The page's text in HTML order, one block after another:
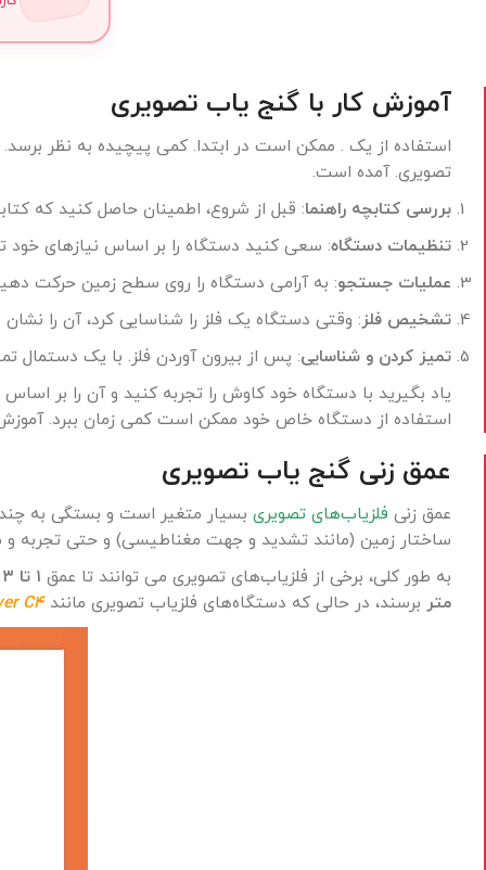
آموزش کار با گنج یاب تصویری
استفاده از یک . ممکن است در ابتدا. کمی پیچیده به نظر برسد.
تصویری. آمده است.
بررسی کتابچه راهنما: قبل از شروع، اطمینان حاصل کنید که
تنظیمات دستگاه: سعی کنید دستگاه را بر اساس نیازهای
عملیات جستجو: به آرامی دستگاه را روی سطح زمین حرکت
تشخیص فلز: وقتی دستگاه یک فلز را شناسایی کرد، آن را
تمیز کردن و شناسایی: پس از بیرون آوردن فلز. با یک دستمال
یاد بگیرید با دستگاه خود کاوش را تجربه کنید و آن را بر
استفاده از دستگاه خاص خود ممکن است کمی زمان ببرد.
عمق زنی گنج یاب تصویری
عمق زنی فلزیاب‌های تصویری بسیار متغیر است و بستگی به
ساختار زمین (مانند تشدید و جهت مغناطیسی) و حتی تجربه و
به طور کلی، برخی از فلزیاب‌های تصویری می توانند تا عمق
متر برسند، در حالی که دستگاه‌های فلزیاب تصویری مانندC4